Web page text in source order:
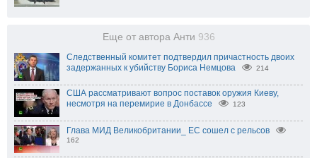
Еще от автора Анти 936
Следственный комитет подтвердил причастность двоих
задержанных к убийству Бориса Немцова
214
США рассматривают вопрос поставок оружия Киеву,
несмотря на перемирие в Донбассе
123
Глава МИД Великобритании_ ЕС сошел с рельсов
162